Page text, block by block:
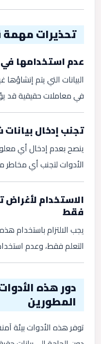
تحذيرات مهمة
عدم استخدامها
البيانات التي يتم
في معاملات حقيقية قد
تجنب إدخال
ينصح بعدم إدخال أي
الأدوات لتجنب أي مخاطر
الاستخدام
فقط
يجب الالتزام باستخدام
التعلم فقط، وعدم
دور هذه
المطورين
توفر هذه الأدوات بيئة